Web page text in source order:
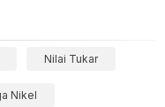
Nilai Tukar
Nikel